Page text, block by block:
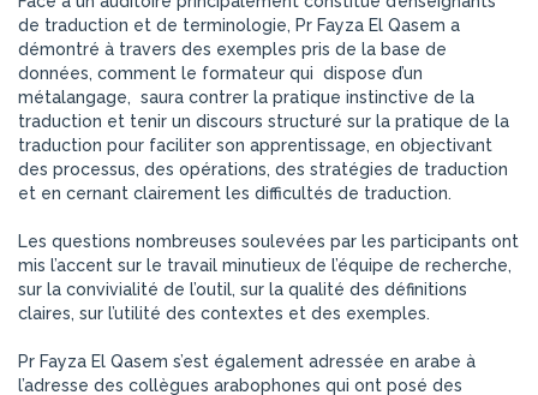
de traduction et de terminologie, Pr Fayza El Qasem a
démontré à travers des exemples pris de la base de
données, comment le formateur qui dispose d’un
métalangage, saura contrer la pratique instinctive de la
traduction et tenir un discours structuré sur la pratique de la
traduction pour faciliter son apprentissage, en objectivant
des processus, des opérations, des stratégies de traduction
et en cernant clairement les difficultés de traduction.
Les questions nombreuses soulevées par les participants ont
mis l’accent sur le travail minutieux de l’équipe de recherche,
sur la convivialité de l’outil, sur la qualité des définitions
claires, sur l’utilité des contextes et des exemples.
Pr Fayza El Qasem s’est également adressée en arabe à
l’adresse des collègues arabophones qui ont posé des